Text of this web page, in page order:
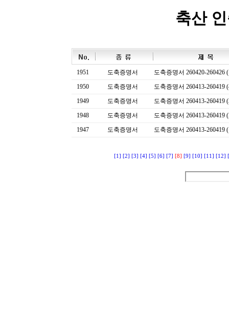
축산
1951 도축증명서
도축증명서 260420-260426
1950
도축증명서
도축증명서 260413-260419
1949
도축증명서
도축증명서 260413-260419
1948
도축증명서
도축증명서 260413-260419
1947
도축증명서 도축증명서 260413-260419
[1] [2] [3] [4] [5] [6] [7] [8] [9] [10] [11] [12]